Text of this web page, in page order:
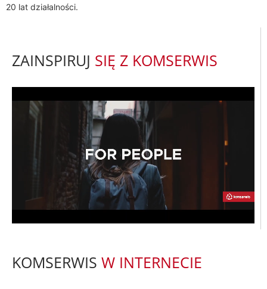
20 lat działalności.
ZAINSPIRUJ SIĘ Z KOMSERWIS
KOMSERWIS W INTERNECIE